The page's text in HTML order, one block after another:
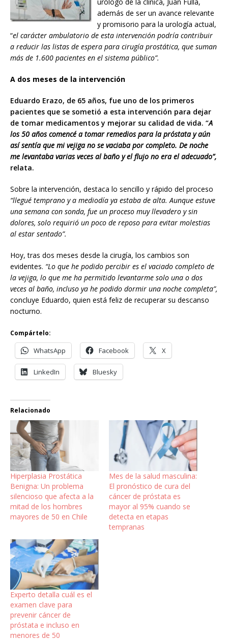
urólogo de la clínica, Juan Fulla,
además de ser un avance relevante
y promisorio para la urología actual,
“el carácter ambulatorio de esta intervención podría contribuir
a reducir las listas de espera para cirugía prostática, que suman
más de 1.600 pacientes en el sistema público”.
A dos meses de la intervención
Eduardo Erazo, de 65 años, fue uno de los primeros
pacientes que se sometió a esta intervención para dejar
de tomar medicamentos y mejorar su calidad de vida. “A
los 50 años comencé a tomar remedios para la próstata y aún
así sentía que mi vejiga no se vaciaba por completo. De noche
me levantaba varias veces al baño y el flujo no era el adecuado”,
relata.
Sobre la intervención, destaca lo sencillo y rápido del proceso
“llegué temprano y a mediodía ya estaba de alta. Aunque estuve
una semana con sonda, fue un proceso muy llevadero y sin
dolores, solo requirió un poco de reposo para evitar molestias
al estar sentado”.
Hoy, tras dos meses desde la cirugía, los cambios son
evidentes. “Lo que he podido percibir es el vaciado completo de
la vejiga, lo que me ha permitido levantarme solo una o dos
veces al baño, incluso ya he podido dormir una noche completa”,
concluye Eduardo, quien está feliz de recuperar su descanso
nocturno.
Compártelo:
WhatsApp Facebook X
LinkedIn Bluesky
Relacionado
Hiperplasia Prostática
Benigna: Un problema
silencioso que afecta a la
mitad de los hombres
mayores de 50 en Chile
Mes de la salud masculina:
El pronóstico de cura del
cáncer de próstata es
mayor al 95% cuando se
detecta en etapas
tempranas
Experto detalla cuál es el
examen clave para
prevenir cáncer de
próstata e incluso en
menores de 50